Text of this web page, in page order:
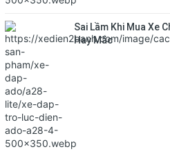
Sai Lầm Khi Mua Xe
Hay Mắc